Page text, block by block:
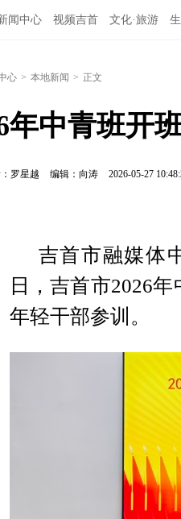
闻中心 视频吉首 文化·旅游
心 > 本地新闻 > 正文
年中青班开
罗星越 编辑：向涛 2026-05-27
吉首市融媒体
日，吉首市2026
年轻干部参训。